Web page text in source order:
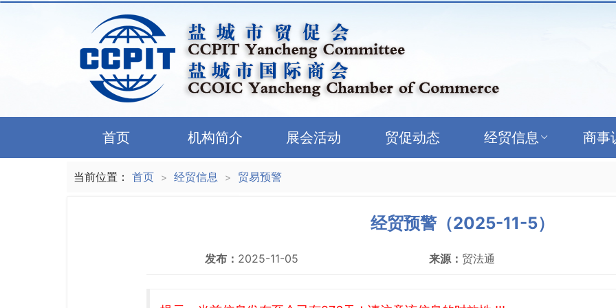
首页 机构简介 展会活动 贸促动态 经贸信息 商事
当前位置： 首页 > 经贸信息 > 贸易预警
经贸预警（2025-11-5）
发布： 2025-11-05 来源： 贸法通